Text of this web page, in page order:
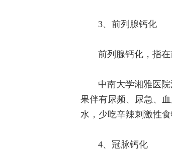
3、前列腺钙化
前列腺钙化，指
中南大学湘雅医
果伴有尿频、尿急、
水，少吃辛辣刺激性
4、冠脉钙化